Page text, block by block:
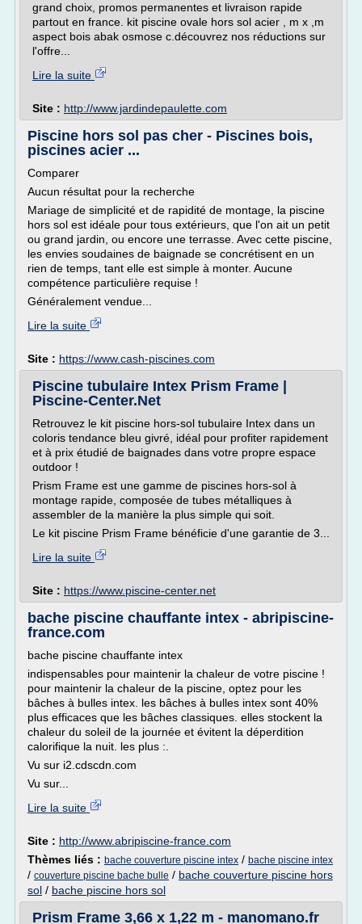
grand choix, promos permanentes et livraison rapide
partout en france. kit piscine ovale hors sol acier , m x ,m
aspect bois abak osmose c.découvrez nos réductions sur
l'offre...
Lire la suite
Site : http://www.jardindepaulette.com
Piscine hors sol pas cher - Piscines bois,
piscines acier ...
Comparer
Aucun résultat pour la recherche
Mariage de simplicité et de rapidité de montage, la piscine
hors sol est idéale pour tous extérieurs, que l'on ait un petit
ou grand jardin, ou encore une terrasse. Avec cette piscine,
les envies soudaines de baignade se concrétisent en un
rien de temps, tant elle est simple à monter. Aucune
compétence particulière requise !
Généralement vendue...
Lire la suite
Site : https://www.cash-piscines.com
Piscine tubulaire Intex Prism Frame |
Piscine-Center.Net
Retrouvez le kit piscine hors-sol tubulaire Intex dans un
coloris tendance bleu givré, idéal pour profiter rapidement
et à prix étudié de baignades dans votre propre espace
outdoor !
Prism Frame est une gamme de piscines hors-sol à
montage rapide, composée de tubes métalliques à
assembler de la manière la plus simple qui soit.
Le kit piscine Prism Frame bénéficie d'une garantie de 3...
Lire la suite
Site : https://www.piscine-center.net
bache piscine chauffante intex - abripiscine-
france.com
bache piscine chauffante intex
indispensables pour maintenir la chaleur de votre piscine !
pour maintenir la chaleur de la piscine, optez pour les
bâches à bulles intex. les bâches à bulles intex sont 40%
plus efficaces que les bâches classiques. elles stockent la
chaleur du soleil de la journée et évitent la déperdition
calorifique la nuit. les plus :.
Vu sur i2.cdscdn.com
Vu sur...
Lire la suite
Site : http://www.abripiscine-france.com
Thèmes liés : bache couverture piscine intex / bache piscine intex
/ couverture piscine bache bulle / bache couverture piscine hors
sol / bache piscine hors sol
Prism Frame 3,66 x 1,22 m - manomano.fr